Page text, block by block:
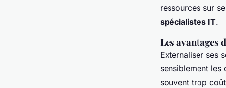
ressources sur
spécialistes IT.
Les avantages
Externaliser ses
sensiblement les
souvent trop